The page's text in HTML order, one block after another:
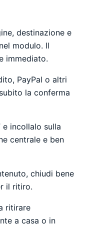
destinazione e
modulo. Il
immediato.
PayPal o altri
la conferma
incollalo sulla
centrale e ben
chiudi bene
il ritiro.
ritirare
a casa o in